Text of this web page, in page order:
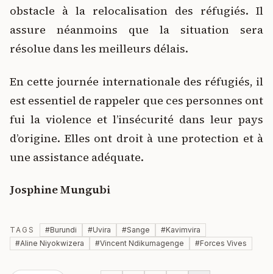
obstacle à la relocalisation des réfugiés. Il
assure néanmoins que la situation sera
résolue dans les meilleurs délais.
En cette journée internationale des réfugiés, il
est essentiel de rappeler que ces personnes ont
fui la violence et l’insécurité dans leur pays
d’origine. Elles ont droit à une protection et à
une assistance adéquate.
Josphine Mungubi
TAGS #Burundi #Uvira #Sange #Kavimvira
#Aline Niyokwizera #Vincent Ndikumagenge #Forces Vives